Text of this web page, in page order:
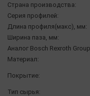
Страна производства:
Серия профилей:
Длина профиля(макс), мм:
Ширина паза, мм:
Аналог Bosch Rexroth
Материал:
Покрытие:
Тип сырья: